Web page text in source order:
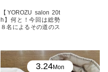
【YOROZU salon 20t
h】何と！今回は総勢
８名によるその道のス
3.24Mon